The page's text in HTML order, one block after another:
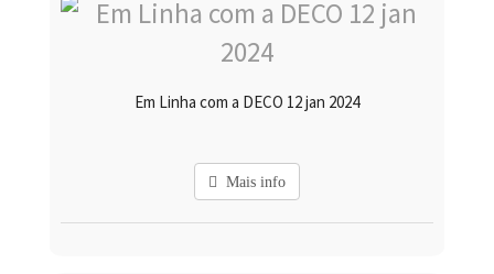
Em Linha com a DECO 12 jan 2024
Mais info